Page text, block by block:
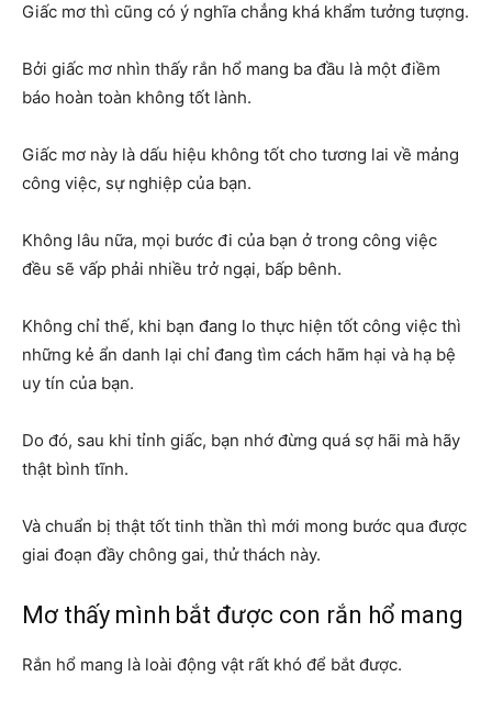
Giấc mơ thì cũng có ý nghĩa chẳng khá khẩm tưởng tượng.
Bởi giấc mơ nhìn thấy rắn hổ mang ba đầu là một điềm
báo hoàn toàn không tốt lành.
Giấc mơ này là dấu hiệu không tốt cho tương lai về mảng
công việc, sự nghiệp của bạn.
Không lâu nữa, mọi bước đi của bạn ở trong công việc
đều sẽ vấp phải nhiều trở ngại, bấp bênh.
Không chỉ thế, khi bạn đang lo thực hiện tốt công việc thì
những kẻ ẩn danh lại chỉ đang tìm cách hãm hại và hạ bệ
uy tín của bạn.
Do đó, sau khi tỉnh giấc, bạn nhớ đừng quá sợ hãi mà hãy
thật bình tĩnh.
Và chuẩn bị thật tốt tinh thần thì mới mong bước qua được
giai đoạn đầy chông gai, thử thách này.
Mơ thấy mình bắt được con rắn hổ mang
Rắn hổ mang là loài động vật rất khó để bắt được.